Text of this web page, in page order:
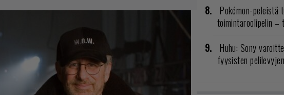
Pokémon-peleistä
toimintaroolipelin
Huhu: Sony
fyysisten